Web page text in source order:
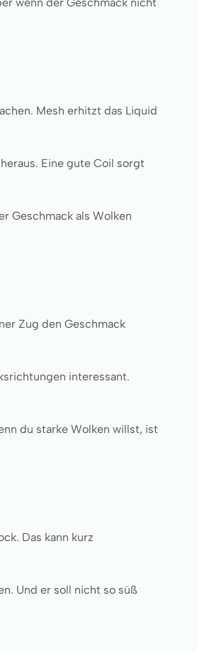
Mesh erhitzt das Liquid
Eine gute Coil sorgt
Geschmack als Wolken
Zug den Geschmack
interessant.
du starke Wolken willst, ist
Das kann kurz
Und er soll nicht so süß